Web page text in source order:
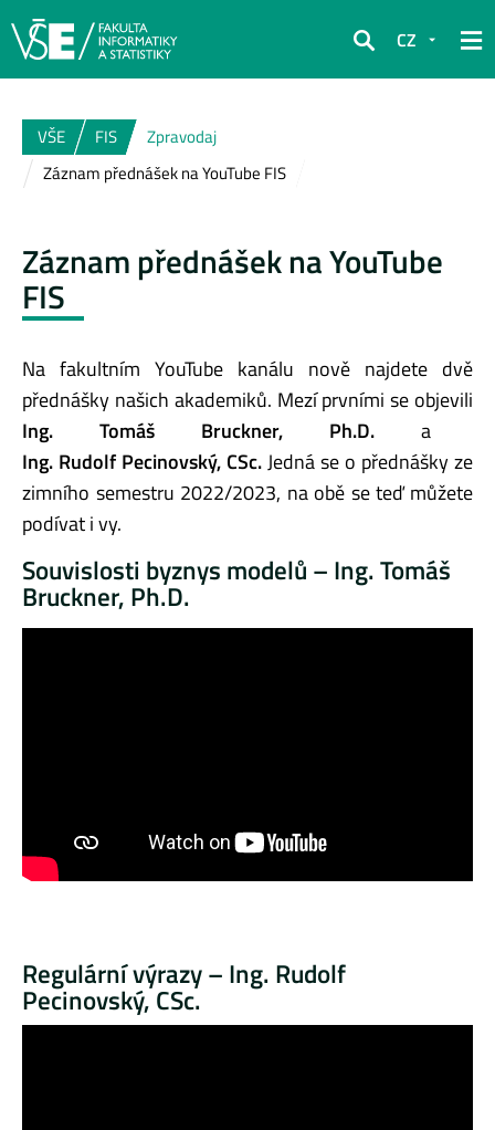
Hledat
CZ
VŠE FIS
Zpravodaj
Záznam přednášek na YouTube FIS
Záznam přednášek na YouTube
FIS
Na fakultním YouTube kanálu nově najdete dvě
přednášky našich akademiků. Mezí prvními se objevili
Ing. Tomáš Bruckner, Ph.D. a
Ing. Rudolf Pecinovský, CSc.Jedná se o přednášky ze
zimního semestru 2022/2023, na obě se teď můžete
podívat i vy.
Souvislosti byznys modelů – Ing. Tomáš
Bruckner, Ph.D.
Regulární výrazy – Ing. Rudolf
Pecinovský, CSc.